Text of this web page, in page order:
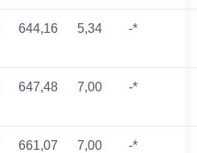
644,16 5,34 -*
647,48 7,00 -*
661,07 7,00 -*